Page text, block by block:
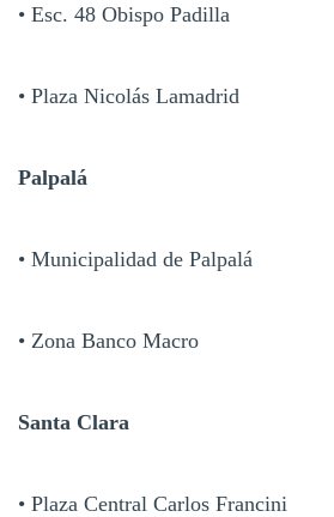
• Esc. 48 Obispo Padilla
• Plaza Nicolás Lamadrid
Palpalá
• Municipalidad de Palpalá
• Zona Banco Macro
Santa Clara
• Plaza Central Carlos Francini